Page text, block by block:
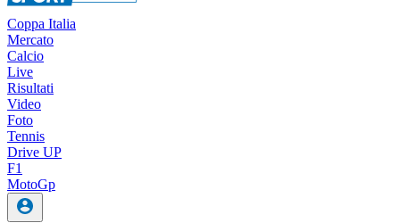
Coppa Italia
Mercato
Calcio
Live
Risultati
Video
Foto
Tennis
Drive UP
F1
MotoGp